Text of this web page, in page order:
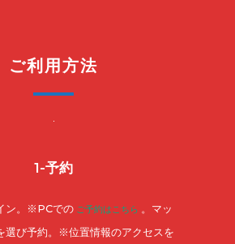
ご利用方法
1-予約
ン。※PCでの ご予約はこちら 。マッ
選び予約。※位置情報のアクセスを